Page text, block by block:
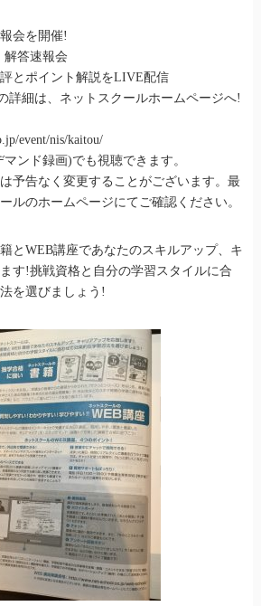
会を開催!
答速報会
とポイント解説をLIVE配信
詳細は、ネットスクールホームページへ!
event/nis/kaitou/
ンド録画)でも視聴できます。
予告なく変更することがございます。最
ルのホームページにてご確認ください。
とWEB講座であなたのスキルアップ、キ
す!挑戦資格と自分の学習スタイルに合
を選びましょう!